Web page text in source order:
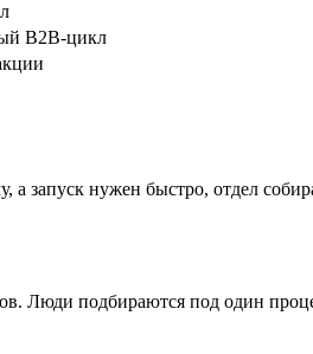
B2B-цикл
а запуск нужен быстро, отдел
Люди подбираются под один